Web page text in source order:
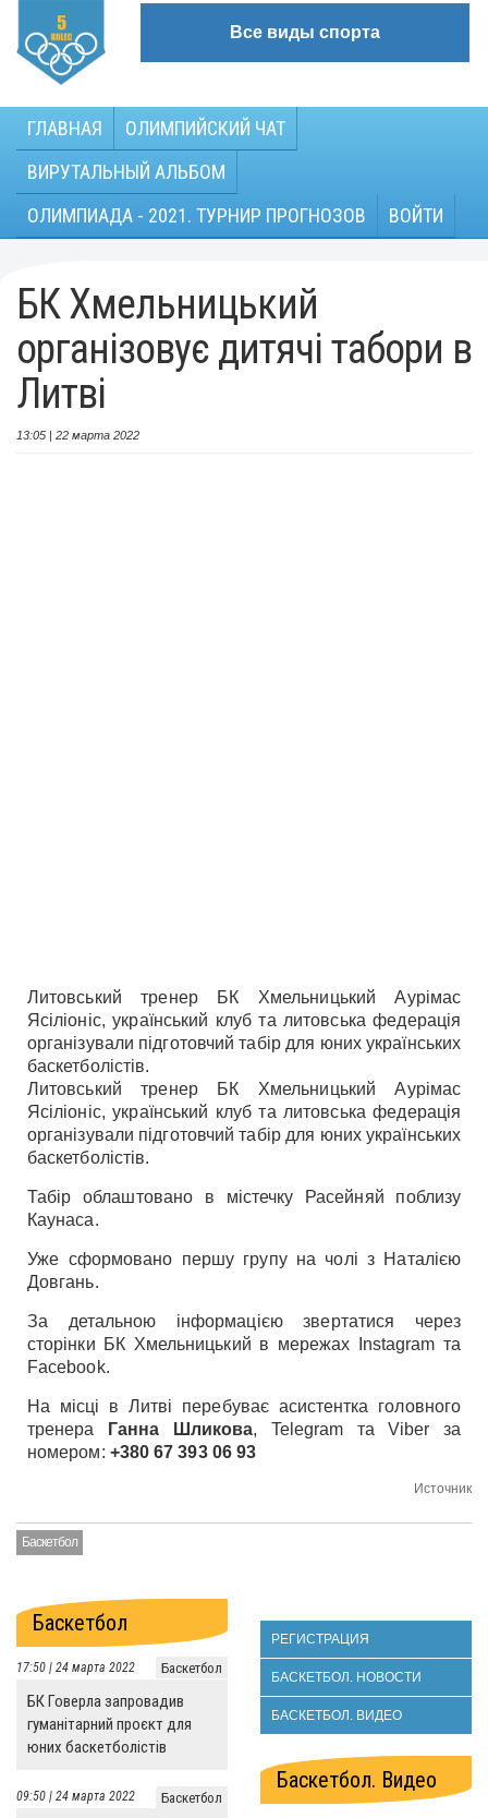
Все виды спорта
ГЛАВНАЯ
ОЛИМПИЙСКИЙ ЧАТ
ВИРУТАЛЬНЫЙ АЛЬБОМ
ОЛИМПИАДА - 2021. ТУРНИР ПРОГНОЗОВ
ВОЙТИ
БК Хмельницький
організовує дитячі табори в
Литві
13:05 | 22 марта 2022
Литовський тренер БК Хмельницький Аурімас
Ясіліоніс, український клуб та литовська федерація
організували підготовчий табір для юних українських
баскетболістів.
Литовський тренер БК Хмельницький Аурімас
Ясіліоніс, український клуб та литовська федерація
організували підготовчий табір для юних українських
баскетболістів.
Табір облаштовано в містечку Расейняй поблизу
Каунаса.
Уже сформовано першу групу на чолі з Наталією
Довгань.
За детальною інформацією звертатися через
сторінки БК Хмельницький в мережах Instagram та
Facebook.
На місці в Литві перебуває асистентка головного
тренера
Ганна Шликова, Telegram та Viber за
номером: +380 67 393 06 93
Источник
Баскетбол
Баскетбол
Баскетбол
17:50 | 24 марта 2022
БК Говерла запровадив
гуманітарний проєкт для
юних баскетболістів
Баскетбол
09:50 | 24 марта 2022
РЕГИСТРАЦИЯ
БАСКЕТБОЛ. НОВОСТИ
БАСКЕТБОЛ. ВИДЕО
Баскетбол. Видео